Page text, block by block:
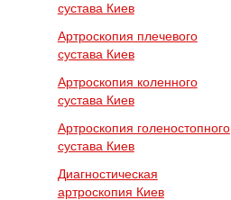
сустава Киев
Артроскопия плечевого
сустава Киев
Артроскопия коленного
сустава Киев
Артроскопия голеностопного
сустава Киев
Диагностическая
артроскопия Киев